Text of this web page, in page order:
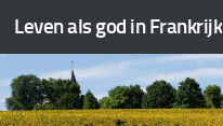
Doorgaan naar inhoud
Leven als god in Frankrijk